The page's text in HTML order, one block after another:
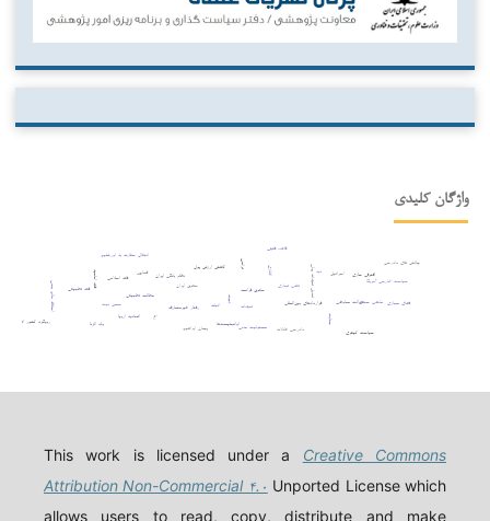
واژگان کلیدی
ثبوت اثبات تعهدات
حقوق ایران
حقوق فرانسه
مطالعه تطبیقی
رفتار غیرمتعارف
تقلب تجاری
قراردادهای بین‌المللی
اتحادیه اروپا
کاهش ارزش پول
نظام بانکی ایران فقه اسلامی
ربا
تعدیل تعهدات پولی
عدالت معاوضی
قصاص
ولد الزنا
فقه امامیه
مذهب حنفی
جنایت
فقه تطبیقی
اوانجلیست‌ها
سیاست خارجی آمریکا
ترامپ
اسرائیل
انتقال سفارت به اورشلیم
پیمان ابراهیم
افترقی سازی
دادرسی عادلانه
چالش های دادرسی
سیاست کیفری
اتانازی
قاعده فقهی
اسقاط مالم یجب
رویکرد کشور اتریش
مسئولیت مدنی
فضای مجازی
This work is licensed under a Creative Commons
Attribution Non-Commercial ۴.۰ Unported License which
allows users to read, copy, distribute and make